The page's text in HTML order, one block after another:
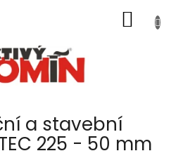
KOŠÍK
a stavební
225 - 50 mm